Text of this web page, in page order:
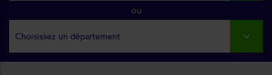
ou
Choisissez un département